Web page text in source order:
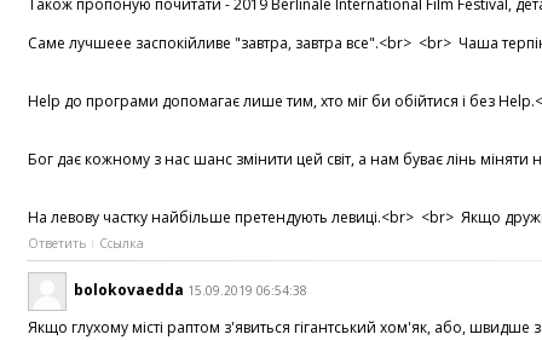
Також пропоную почитати - 2019 Berlinale International Film Festival,
Саме лучшеее заспокійливе "завтра, завтра все".<br> <br> Чаша
Help до програми допомагає лише тим, хто міг би обійтися і без
Бог дає кожному з нас шанс змінити цей світ, а нам буває лінь
На левову частку найбільше претендують левиці.<br> <br> Якщо
Ответить Ссылка
bolokovaedda 15.09.2019 06:54:38
Якщо глухому місті раптом з'явиться гігантський хом'як, або, швидше